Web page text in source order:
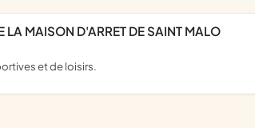
LA MAISON D'ARRET DE SAINT MALO
et de loisirs.